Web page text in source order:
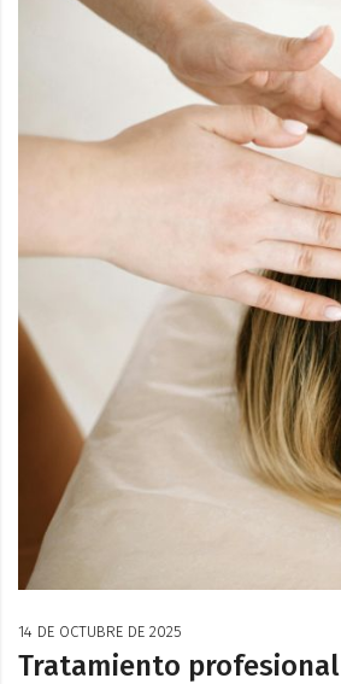
14 DE OCTUBRE DE 2025
Tratamiento